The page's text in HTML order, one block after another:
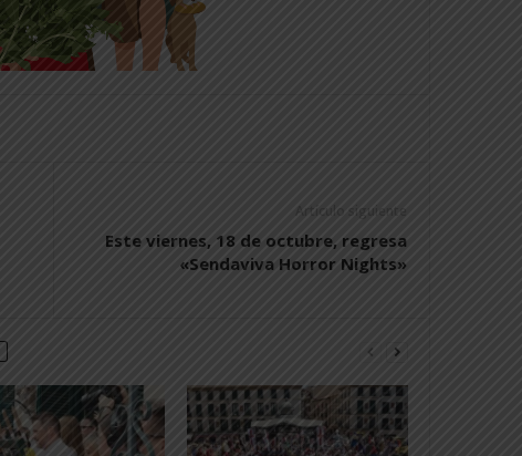
Artículo siguiente
Este viernes, 18 de octubre, regresa
«Sendaviva Horror Nights»